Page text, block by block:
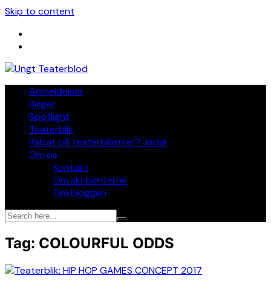
Skip to content
Anmeldelser
Bøger
Spotlight
Teaterblik
Rabat på teaterbilletter? Jada!
Om os
Kontakt
Om skribenterne
Om bloggen
Tag: COLOURFUL ODDS